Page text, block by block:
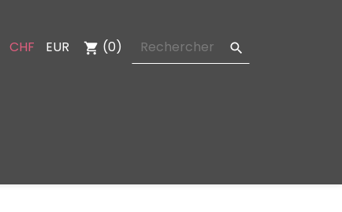
CHF EUR shopping_cart (0) 